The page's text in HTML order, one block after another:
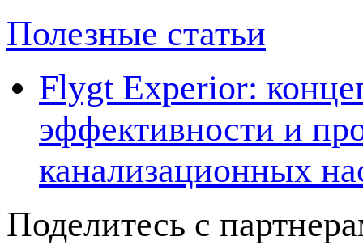
Полезные статьи
Flygt Experior:
эффективности и
канализационных
Поделитесь с